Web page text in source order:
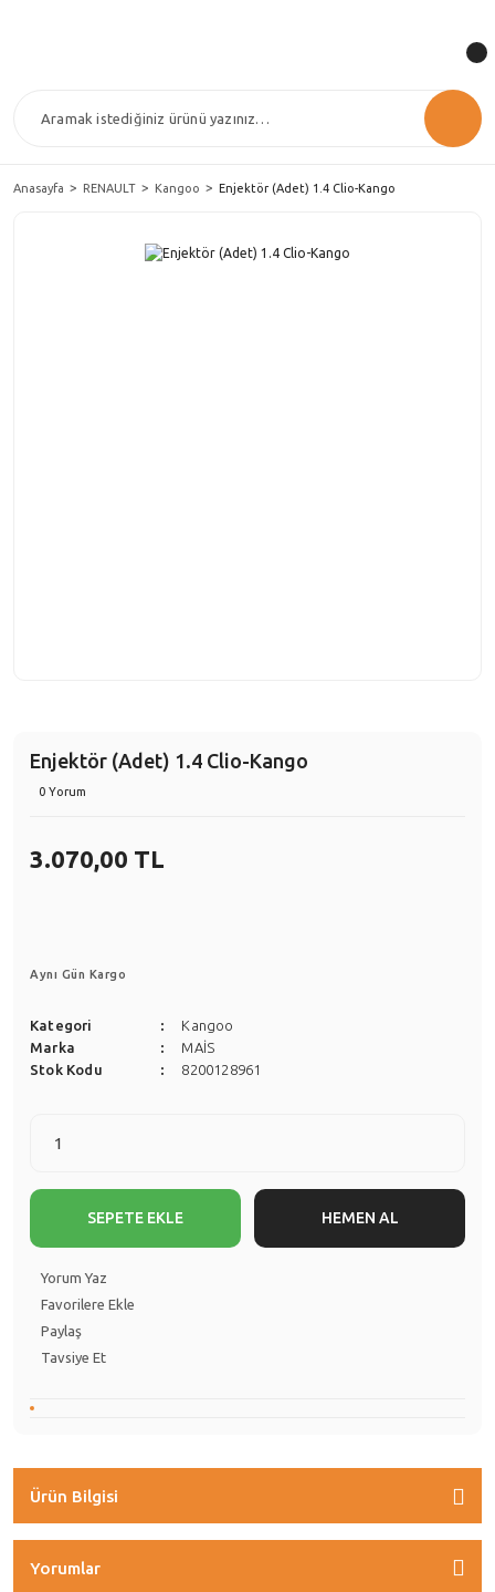
Anasayfa RENAULT Kangoo Enjektör (Adet) 1.4 Clio-Kango
Enjektör (Adet) 1.4 Clio-Kango
0 Yorum
3.070,00 TL
Aynı Gün Kargo
Kategori
Kangoo
Marka
MAİS
Stok Kodu
8200128961
SEPETE EKLE HEMEN AL
Yorum Yaz
Paylaş
Tavsiye Et
Ürün Bilgisi
Yorumlar